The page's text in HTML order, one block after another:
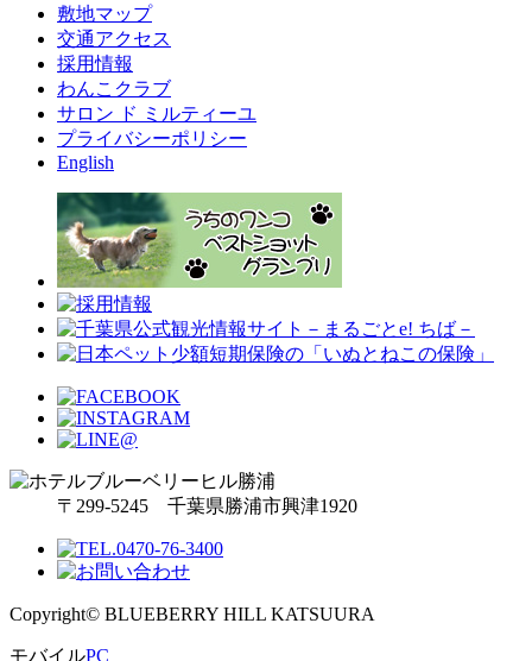
敷地マップ
交通アクセス
採用情報
わんこクラブ
サロン ド ミルティーユ
プライバシーポリシー
English
〒299-5245 千葉県勝浦市興津1920
Copyright© BLUEBERRY HILL KATSUURA
モバイルPC